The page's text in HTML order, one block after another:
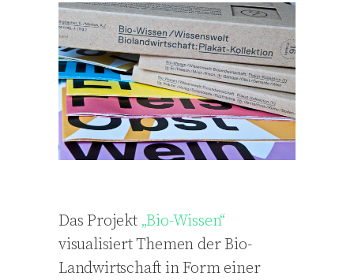
Das Projekt „Bio-Wissen“
visualisiert Themen der Bio-
Landwirtschaft in Form einer